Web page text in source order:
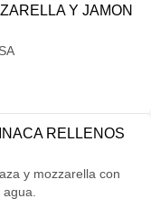
Y JAMON
RELLENOS
y mozzarella con